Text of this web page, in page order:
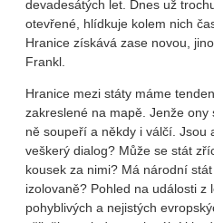
devadesátých let. Dnes už
otevřené, hlídkuje kolem nich
Hranice získává zase novou,
Frankl.
Hranice mezi státy máme
zakreslené na mapě. Jenže
ně soupeří a někdy i válčí. Jsou
veškerý dialog? Může se stát
kousek za nimi? Má národní
izolovaně? Pohled na události z
pohyblivých a nejistých